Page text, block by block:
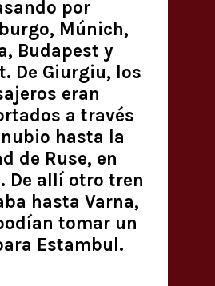
por
Múnich,
Budapest y
De Giurgiu, los
eran
a través
hasta la
de Ruse, en
De allí otro tren
hasta Varna,
tomar un
Estambul.